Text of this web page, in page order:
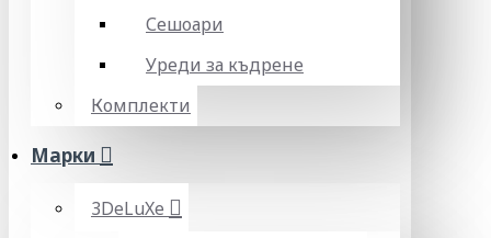
Сешоари
Уреди за къдрене
Комплекти
Марки
3DeLuXe